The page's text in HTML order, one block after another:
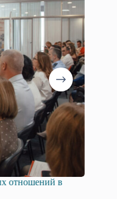
Русская община Крыма